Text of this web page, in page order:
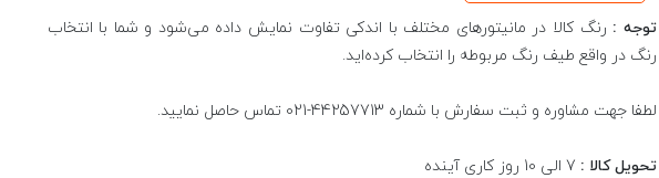
توجه : رنگ کالا در مانیتورهای مختلف با اندکی تفاوت نمایش داده می‌شود و شما با انتخاب
رنگ در واقع طیف رنگ مربوطه را انتخاب کرده‌اید.
لطفا جهت مشاوره و ثبت سفارش با شماره 44257713-021 تماس حاصل نمایید.
تحویل کالا :